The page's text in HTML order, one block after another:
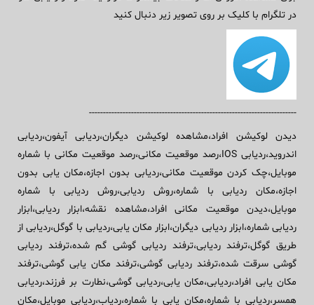
در تلگرام با کلیک بر روی تصویر زیر دنبال کنید
--------------------------------------------------------------------------
دیدن لوکیشن افراد،مشاهده لوکیشن دیگران،ردیابی آیفون،ردیابی
اندروید،ردیابی IOS،رصد موقعیت مکانی،رصد موقعیت مکانی با شماره
موبایل،چک کردن موقعیت مکانی،ردیابی بدون اجازه،مکان یابی بدون
اجازه،مکان ردیابی با شماره،روش ردیابی،روش ردیابی با شماره
موبایل،دیدن موقعیت مکانی افراد،مشاهده نقشه،ابزار ردیابی،ابزار
ردیابی شماره،ابزار ردیابی دیگران،ابزار مکان یابی،ردیابی با گوگل،ردیابی از
طریق گوگل،ترفند ردیابی،ترفند ردیابی گوشی گم شده،ترفند ردیابی
گوشی سرقت شده،ترفند ردیابی گوشی،ترفند مکان یابی گوشی،ترفند
مکان یابی افراد،ردیابی،مکان یابی،ردیابی گوشی،نطارت بر فرزند،ردیابی
همسر،ردیابی با شماره،مکان یابی با شماره،ردیاب،ردیابی موبایل،مکان